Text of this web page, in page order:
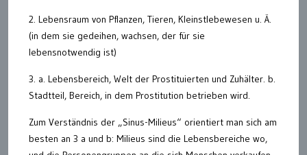
2. Lebensraum von Pflanzen, Tieren, Kleinstlebewesen u. Ä.
(in dem sie gedeihen, wachsen, der für sie
lebensnotwendig ist)
3. a. Lebensbereich, Welt der Prostituierten und Zuhälter. b.
Stadtteil, Bereich, in dem Prostitution betrieben wird.
Zum Verständnis der „Sinus-Milieus“ orientiert man sich am
besten an 3 a und b: Milieus sind die Lebensbereiche wo,